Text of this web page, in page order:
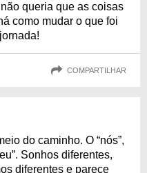
queria que as coisas
como mudar o que foi
COMPARTILHAR
do caminho. O “nós”,
Sonhos diferentes,
diferentes e parece